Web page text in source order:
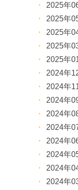
2025年
2025年
2025年
2025年
2025年
2024年
2024年
2024年
2024年
2024年
2024年
2024年
2024年
2024年